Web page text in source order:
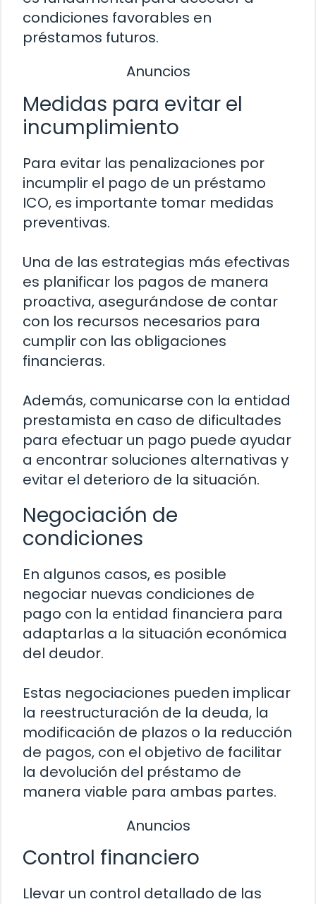
condiciones favorables en
préstamos futuros.
Anuncios
Medidas para evitar el
incumplimiento
Para evitar las penalizaciones por
incumplir el pago de un préstamo
ICO, es importante tomar medidas
preventivas.
Una de las estrategias más efectivas
es planificar los pagos de manera
proactiva, asegurándose de contar
con los recursos necesarios para
cumplir con las obligaciones
financieras.
Además, comunicarse con la entidad
prestamista en caso de dificultades
para efectuar un pago puede ayudar
a encontrar soluciones alternativas y
evitar el deterioro de la situación.
Negociación de
condiciones
En algunos casos, es posible
negociar nuevas condiciones de
pago con la entidad financiera para
adaptarlas a la situación económica
del deudor.
Estas negociaciones pueden implicar
la reestructuración de la deuda, la
modificación de plazos o la reducción
de pagos, con el objetivo de facilitar
la devolución del préstamo de
manera viable para ambas partes.
Anuncios
Control financiero
Llevar un control detallado de las